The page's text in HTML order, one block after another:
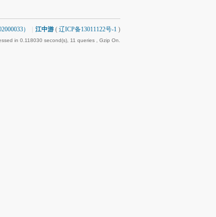
） 江中游 ( 辽ICP备13011122号-1 )
in 0.118030 second(s), 11 queries , Gzip On.